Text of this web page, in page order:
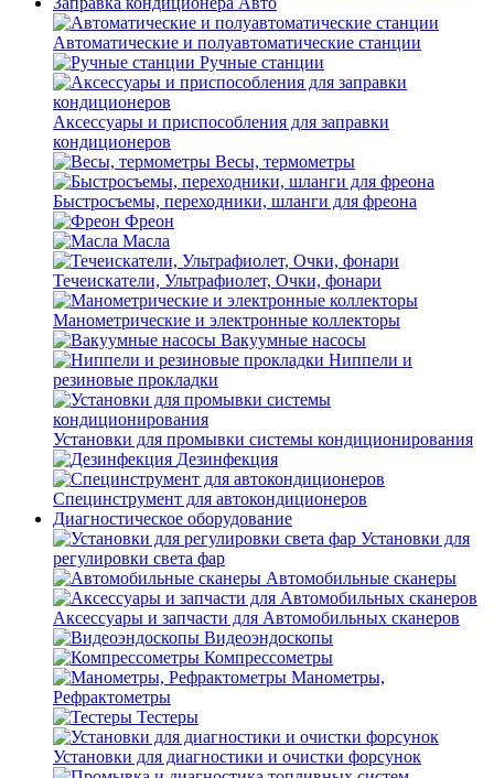
Автоматические и полуавтоматические станции
Ручные станции
Аксессуары и приспособления для заправки
кондиционеров
Весы, термометры
Быстросъемы, переходники, шланги для фреона
Фреон
Масла
Течеискатели, Ультрафиолет, Очки, фонари
Манометрические и электронные коллекторы
Вакуумные насосы
Ниппели и
резиновые прокладки
Установки для промывки системы кондиционирования
Дезинфекция
Специнструмент для автокондиционеров
Диагностическое оборудование
Установки для
регулировки света фар
Автомобильные сканеры
Аксессуары и запчасти для Автомобильных сканеров
Видеоэндоскопы
Компрессометры
Манометры,
Рефрактометры
Тестеры
Установки для диагностики и очистки форсунок